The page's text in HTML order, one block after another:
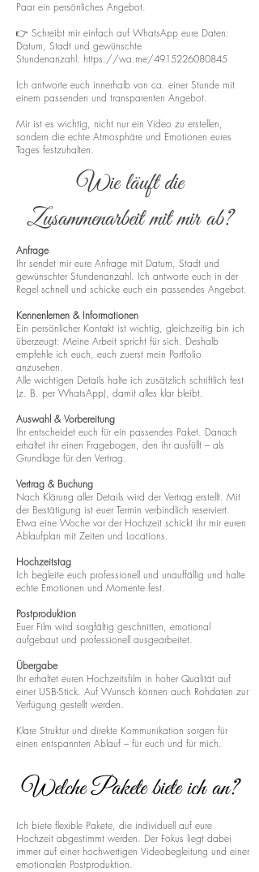
Paar ein persönliches Angebot.
👉 Schreibt mir einfach auf WhatsApp eure Daten:
Datum, Stadt und gewünschte
Stundenanzahl: https://wa.me/4915226080845
Ich antworte euch innerhalb von ca. einer Stunde mit
einem passenden und transparenten Angebot.
Mir ist es wichtig, nicht nur ein Video zu erstellen,
sondern die echte Atmosphäre und Emotionen eures
Tages festzuhalten.
Wie läuft die
Zusammenarbeit mit mir ab?
Anfrage
Ihr sendet mir eure Anfrage mit Datum, Stadt und
gewünschter Stundenanzahl. Ich antworte euch in der
Regel schnell und schicke euch ein passendes Angebot.
Kennenlernen & Informationen
Ein persönlicher Kontakt ist wichtig, gleichzeitig bin ich
überzeugt: Meine Arbeit spricht für sich. Deshalb
empfehle ich euch, euch zuerst mein Portfolio
anzusehen.
Alle wichtigen Details halte ich zusätzlich schriftlich fest
(z. B. per WhatsApp), damit alles klar bleibt.
Auswahl & Vorbereitung
Ihr entscheidet euch für ein passendes Paket. Danach
erhaltet ihr einen Fragebogen, den ihr ausfüllt – als
Grundlage für den Vertrag.
Vertrag & Buchung
Nach Klärung aller Details wird der Vertrag erstellt. Mit
der Bestätigung ist euer Termin verbindlich reserviert.
Etwa eine Woche vor der Hochzeit schickt ihr mir euren
Ablaufplan mit Zeiten und Locations.
Hochzeitstag
Ich begleite euch professionell und unauffällig und halte
echte Emotionen und Momente fest.
Postproduktion
Euer Film wird sorgfältig geschnitten, emotional
aufgebaut und professionell ausgearbeitet.
Übergabe
Ihr erhaltet euren Hochzeitsfilm in hoher Qualität auf
einer USB-Stick. Auf Wunsch können auch Rohdaten zur
Verfügung gestellt werden.
Klare Struktur und direkte Kommunikation sorgen für
einen entspannten Ablauf – für euch und für mich.
Welche Pakete biete ich an?
Ich biete flexible Pakete, die individuell auf eure
Hochzeit abgestimmt werden. Der Fokus liegt dabei
immer auf einer hochwertigen Videobegleitung und einer
emotionalen Postproduktion.